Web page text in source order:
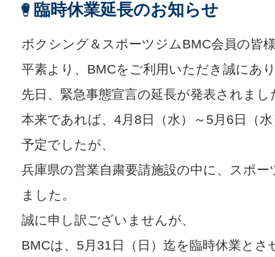
臨時休業延長のお知らせ
ボクシング＆スポーツジムBMC会員の皆
平素より、BMCをご利用いただき誠にあ
先日、緊急事態宣言の延長が発表されまし
本来であれば、4月8日（水）～5月6日（
予定でしたが、
兵庫県の営業自粛要請施設の中に、スポ
ました。
誠に申し訳ございませんが、
BMCは、5月31日（日）迄を臨時休業と